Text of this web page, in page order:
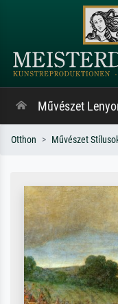
Művészet
Otthon Művészet